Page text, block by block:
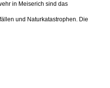
in Meiserich sind das
und Naturkatastrophen. Die